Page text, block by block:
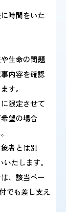
時間をいた
生命の問題
内容を確認
す。
限定させて
望の場合
者とは別
たします。
、該当ペー
でも差し支え